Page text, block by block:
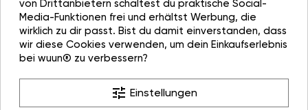
von Drittanbietern schaltest du praktische Social-
Media-Funktionen frei und erhältst Werbung, die
wirklich zu dir passt. Bist du damit einverstanden, dass
wir diese Cookies verwenden, um dein Einkaufserlebnis
bei wuun® zu verbessern?
tune Einstellungen